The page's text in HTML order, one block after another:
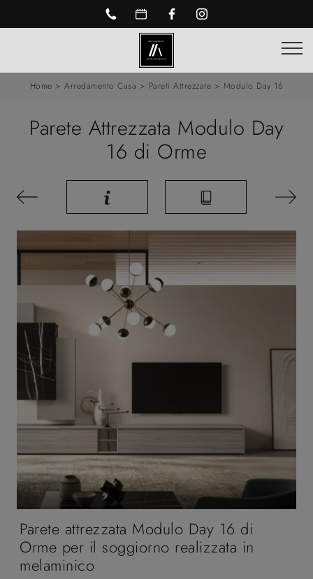
Home >Arredamento Casa > Pareti Attrezzate > Modulo Day 16
Parete Attrezzata Modulo Day
16 di Orme
Parete attrezzata Modulo Day 16 di
Orme per il soggiorno realizzata in
melaminico